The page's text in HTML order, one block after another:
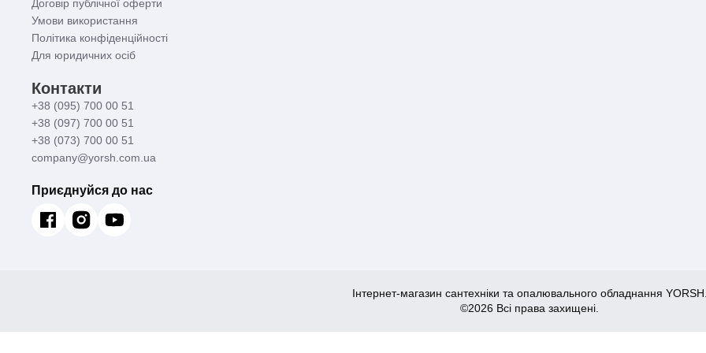
Договір публічної оферти
Умови використання
Політика конфіденційності
Для юридичних осіб
Контакти
+38 (095) 700 00 51
+38 (097) 700 00 51
+38 (073) 700 00 51
company@yorsh.com.ua
Приєднуйся до нас
Інтернет-магазин сантехніки та опалювального обладнання
©2026 Всі права захищені.